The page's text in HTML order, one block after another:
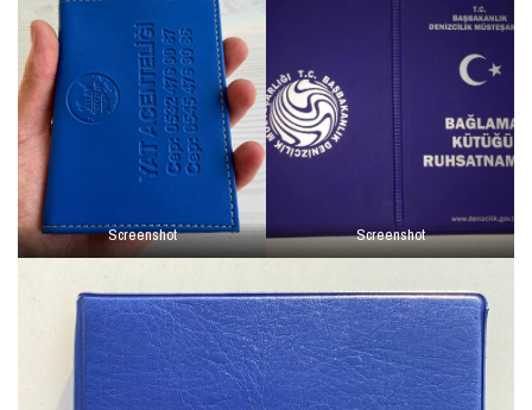
Screenshot Screenshot